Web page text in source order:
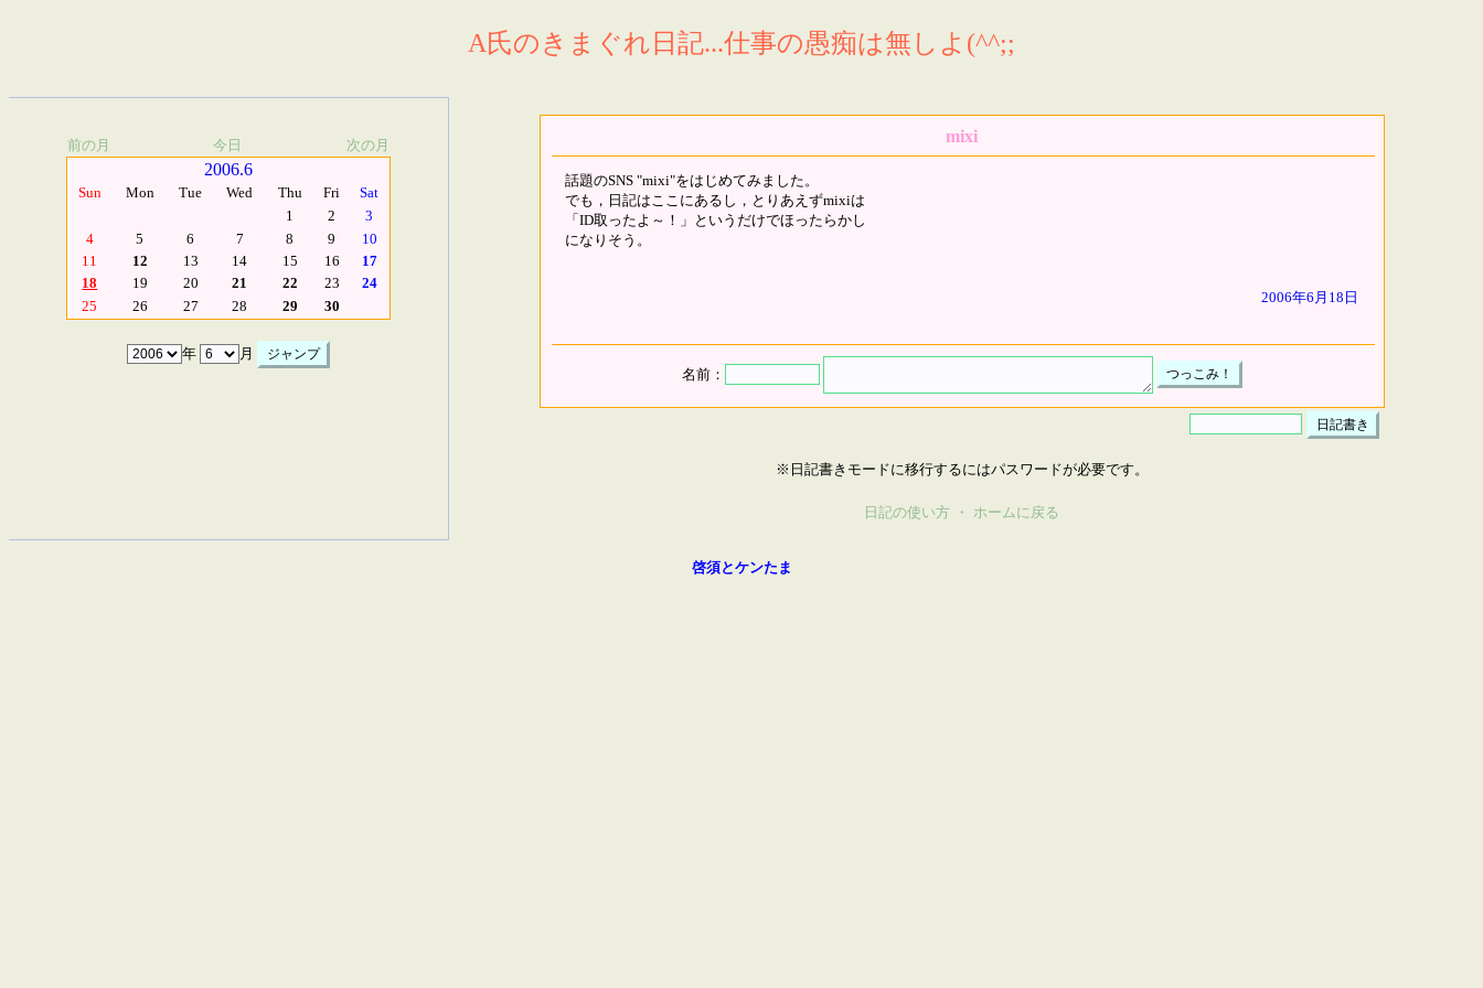
A氏のきまぐれ日記...仕事の愚痴は無しよ(^^;;
前の月 今日 次の月
2006.6
Sun Mon Tue Wed Thu Fri
Sat
1
2
3
4
5 6 7 8 9
10
11
12 13 14 15 16
17
18
19 20 21 22 23
24
25
26 27 28 29 30
年 月
mixi
話題のSNS "mixi"をはじめてみました。
でも，日記はここにあるし，とりあえずmixiは
「ID取ったよ～！」というだけでほったらかし
になりそう。
2006年6月18日
名前：
※日記書きモードに移行するにはパスワードが必要です。
日記の使い方 ・ ホームに戻る
啓須とケンたま